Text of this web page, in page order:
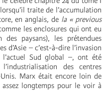
traite de l’accumulation
en anglais,de la « previous
les enclosures qui ont eu
des paysans), les prétendues
d’Asie – c’est-à-dire l’invasion
l’actuel Sud global –, ont été
des centres
Marx était encore loin de
assez longtemps pour le voir à